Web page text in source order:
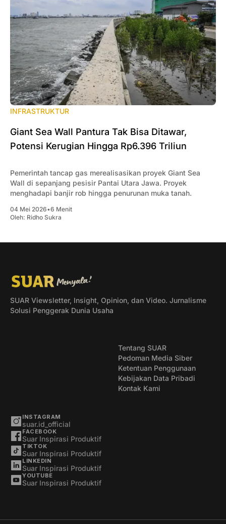
INFRASTRUKTUR
Giant Sea Wall Pantura Tak Bisa Ditawar,
Potensi Kerugian Hingga Rp6.396 Triliun
Pemerintah tancap gas merealisasikan proyek Giant Sea
Wall di sepanjang pesisir Pantai Utara Jawa. Proyek
menghadapi banjir rob hingga penurunan muka tanah.
04 Mei 2026•6 Menit
Oleh: Ridho Sukra
SUAR Viewsletter, Insight, Opinion, dan Video. Jurnalisme
Solusi Penggerak Dunia Usaha
Tentang SUAR
Pedoman Media Siber
Ketentuan Penggunaan
Kebijakan Data Pribadi
Kontak Kami
INSTAGRAM
suar.id_official
FACEBOOK
Suar Inspirasi Produktif
TIKTOK
Suar Inspirasi Produktif
LINKEDIN
Suar Inspirasi Produktif
YOUTUBE
Suar Inspirasi Produktif